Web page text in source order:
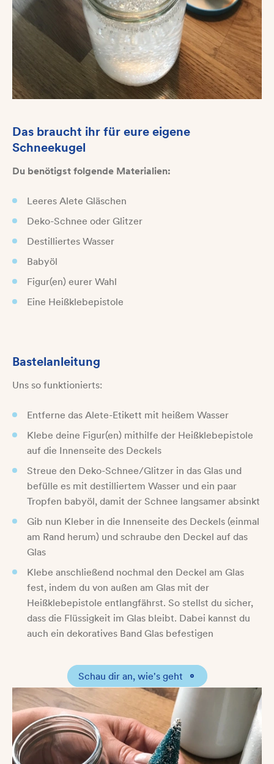
Das braucht ihr für eure eigene
Schneekugel
Du benötigst folgende Materialien:
Leeres Alete Gläschen
Deko-Schnee oder Glitzer
Destilliertes Wasser
Babyöl
Figur(en) eurer Wahl
Eine Heißklebepistole
Bastelanleitung
Uns so funktionierts:
Entferne das Alete-Etikett mit heißem Wasser
Klebe deine Figur(en) mithilfe der Heißklebepistole
auf die Innenseite des Deckels
Streue den Deko-Schnee/Glitzer in das Glas und
befülle es mit destilliertem Wasser und ein paar
Tropfen babyöl, damit der Schnee langsamer absinkt
Gib nun Kleber in die Innenseite des Deckels (einmal
am Rand herum) und schraube den Deckel auf das
Glas
Klebe anschließend nochmal den Deckel am Glas
fest, indem du von außen am Glas mit der
Heißklebepistole entlangfährst. So stellst du sicher,
dass die Flüssigkeit im Glas bleibt. Dabei kannst du
auch ein dekoratives Band Glas befestigen
Schau dir an, wie's geht